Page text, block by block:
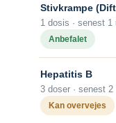
Afrika|
Om
Gul feber
Vacciner
Gul feber-
Om
Malaria
forhold.
skriftligt, fx
for 12
igen inden
medbringe
af 1
Alder
Fra fødslen.
Efter
der ikke
Stivkrampe
1 dosis · senest
Anbefalet
Hepatitis B
3 doser · senest
Kan overvejes